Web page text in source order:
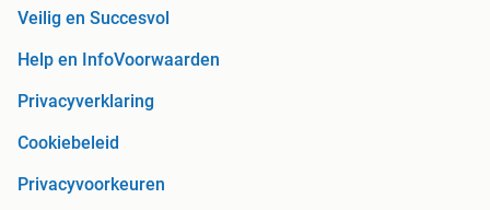
Veilig en Succesvol
Help en InfoVoorwaarden
Privacyverklaring
Cookiebeleid
Privacyvoorkeuren